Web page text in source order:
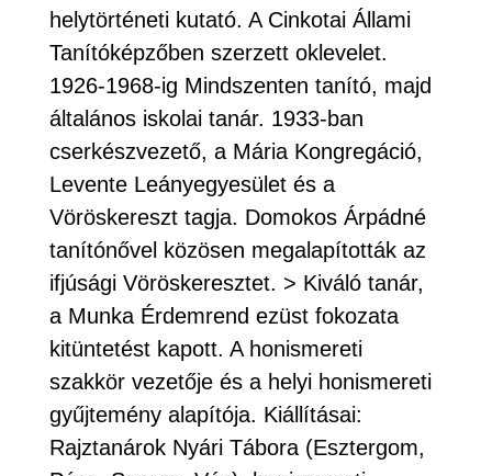
helytörténeti kutató. A Cinkotai Állami
Tanítóképzőben szerzett oklevelet.
1926-1968-ig Mindszenten tanító, majd
általános iskolai tanár. 1933-ban
cserkészvezető, a Mária Kongregáció,
Levente Leányegyesület és a
Vöröskereszt tagja. Domokos Árpádné
tanítónővel közösen megalapították az
ifjúsági Vöröskeresztet. > Kiváló tanár,
a Munka Érdemrend ezüst fokozata
kitüntetést kapott. A honismereti
szakkör vezetője és a helyi honismereti
gyűjtemény alapítója. Kiállításai:
Rajztanárok Nyári Tábora (Esztergom,